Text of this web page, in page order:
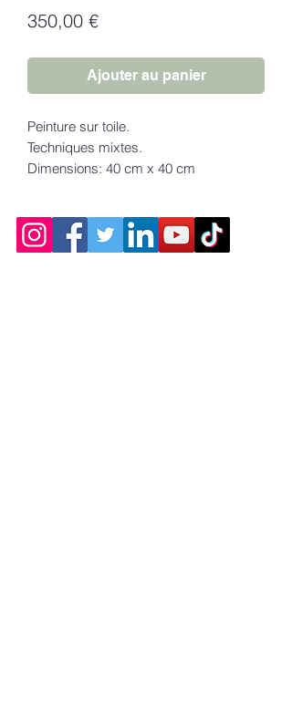
350,00 €Prix
Ajouter au panier
Peinture sur toile.
Techniques mixtes.
Dimensions: 40 cm x 40 cm